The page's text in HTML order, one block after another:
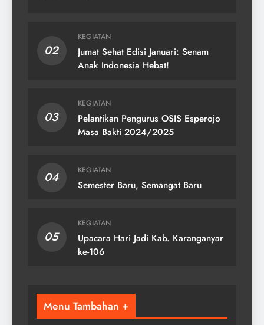
02
KEGIATAN
Jumat Sehat Edisi Januari: Senam
Anak Indonesia Hebat!
03
KEGIATAN
Pelantikan Pengurus OSIS Esperojo
Masa Bakti 2024/2025
04 KEGIATAN
Semester Baru, Semangat Baru
05
KEGIATAN
Upacara Hari Jadi Kab. Karanganyar
ke-106
Menu Tambahan +